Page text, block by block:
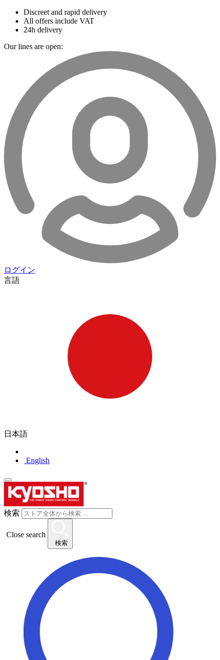
Discreet and rapid delivery
All offers include VAT
24h delivery
Our lines are open:
ログイン
言語
日本語
English
検索
Close search
検索